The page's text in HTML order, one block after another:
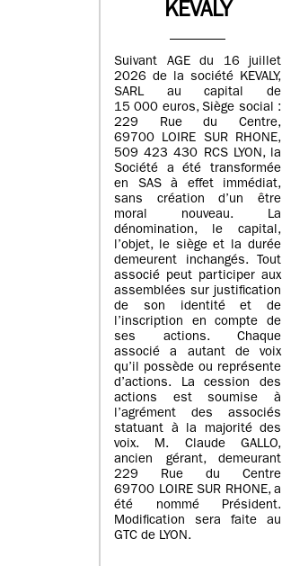
KEVALY
Suivant AGE du 16 juillet
2026 de la société KEVALY,
SARL au capital de
15 000 euros, Siège social :
229 Rue du Centre,
69700 LOIRE SUR RHONE,
509 423 430 RCS LYON, la
Société a été transformée
en SAS à effet immédiat,
sans création d’un être
moral nouveau. La
dénomination, le capital,
l’objet, le siège et la durée
demeurent inchangés. Tout
associé peut participer aux
assemblées sur justification
de son identité et de
l’inscription en compte de
ses actions. Chaque
associé a autant de voix
qu’il possède ou représente
d’actions. La cession des
actions est soumise à
l’agrément des associés
statuant à la majorité des
voix. M. Claude GALLO,
ancien gérant, demeurant
229 Rue du Centre
69700 LOIRE SUR RHONE, a
été nommé Président.
Modification sera faite au
GTC de LYON.